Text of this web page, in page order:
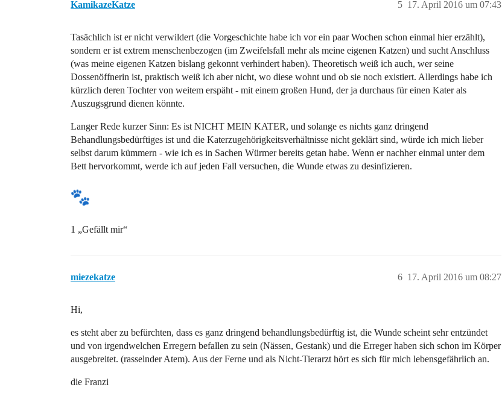
KamikazeKatze 17. April 2016 um 07:43
5
Tasächlich ist er nicht verwildert (die Vorgeschichte habe ich vor ein paar Wochen schon einmal hier erzählt),
sondern er ist extrem menschenbezogen (im Zweifelsfall mehr als meine eigenen Katzen) und sucht Anschluss
(was meine eigenen Katzen bislang gekonnt verhindert haben). Theoretisch weiß ich auch, wer seine
Dossenöffnerin ist, praktisch weiß ich aber nicht, wo diese wohnt und ob sie noch existiert. Allerdings habe ich
kürzlich deren Tochter von weitem erspäht - mit einem großen Hund, der ja durchaus für einen Kater als
Auszugsgrund dienen könnte.
Langer Rede kurzer Sinn: Es ist NICHT MEIN KATER, und solange es nichts ganz dringend
Behandlungsbedürftiges ist und die Katerzugehörigkeitsverhältnisse nicht geklärt sind, würde ich mich lieber
selbst darum kümmern - wie ich es in Sachen Würmer bereits getan habe. Wenn er nachher einmal unter dem
Bett hervorkommt, werde ich auf jeden Fall versuchen, die Wunde etwas zu desinfizieren.
1 „Gefällt mir“
miezekatze 17. April 2016 um 08:27
6
Hi,
es steht aber zu befürchten, dass es ganz dringend behandlungsbedürftig ist, die Wunde scheint sehr entzündet
und von irgendwelchen Erregern befallen zu sein (Nässen, Gestank) und die Erreger haben sich schon im Körper
ausgebreitet. (rasselnder Atem). Aus der Ferne und als Nicht-Tierarzt hört es sich für mich lebensgefährlich an.
die Franzi